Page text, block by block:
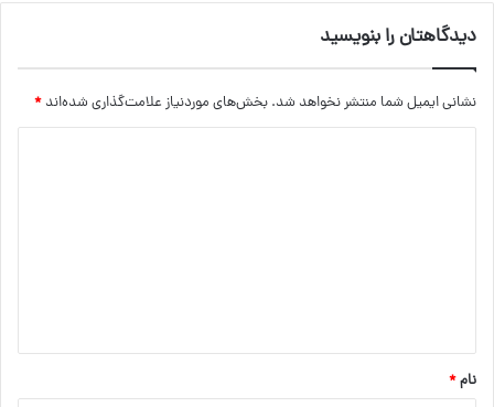
دیدگاهتان را بنویسید
نشانی ایمیل شما منتشر نخواهد شد. بخش‌های موردنیاز علامت‌گذاری شده‌اند *
نام*